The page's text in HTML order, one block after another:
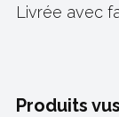
Livrée avec
Produits